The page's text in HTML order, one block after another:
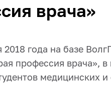
врача»
2018 года на базе
профессия врача»,
медицинских